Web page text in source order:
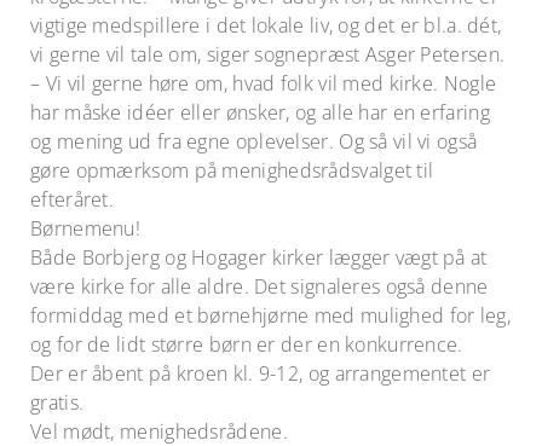
vigtige medspillere i det lokale liv, og det er bl.a. dét,
vi gerne vil tale om, siger sognepræst Asger Petersen.
– Vi vil gerne høre om, hvad folk vil med kirke. Nogle
har måske idéer eller ønsker, og alle har en erfaring
og mening ud fra egne oplevelser. Og så vil vi også
gøre opmærksom på menighedsrådsvalget til
efteråret.
Børnemenu!
Både Borbjerg og Hogager kirker lægger vægt på at
være kirke for alle aldre. Det signaleres også denne
formiddag med et børnehjørne med mulighed for leg,
og for de lidt større børn er der en konkurrence.
Der er åbent på kroen kl. 9-12, og arrangementet er
gratis.
Vel mødt, menighedsrådene.